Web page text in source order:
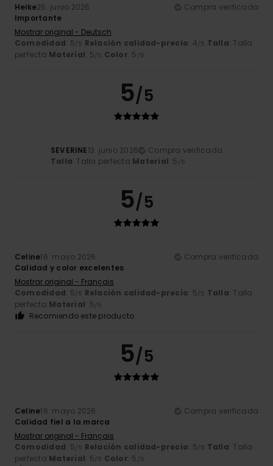
Heike25. junio 2026
Compra verificada
Importante
Mostrar original - Deutsch
Comodidad: 5/5 Relación calidad-precio: 4/5 Talla: Talla
perfecta Material: 5/5 Color: 5 /5
5/5
SEVERINE13. junio 2026
Compra verificada
Talla: Talla perfecta Material: 5 /5
5/5
Celine16. mayo 2026
Compra verificada
Calidad y color excelentes
Mostrar original - Français
Comodidad: 5/5 Relación calidad-precio: 5/5 Talla: Talla
perfecta Material: 5/5
Recomiendo este producto
5/5
Celine16. mayo 2026
Compra verificada
Calidad fiel a la marca
Mostrar original - Français
Comodidad: 5/5 Relación calidad-precio: 5/5 Talla: Talla
perfecta Material: 5/5 Color: 5 /5